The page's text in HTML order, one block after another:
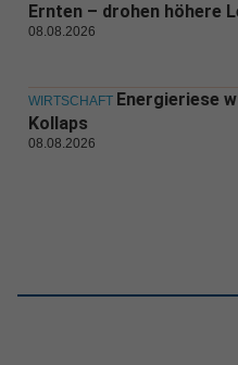
Ernten – drohen höhere
08.08.2026
WIRTSCHAFT Energieriese
Kollaps
08.08.2026